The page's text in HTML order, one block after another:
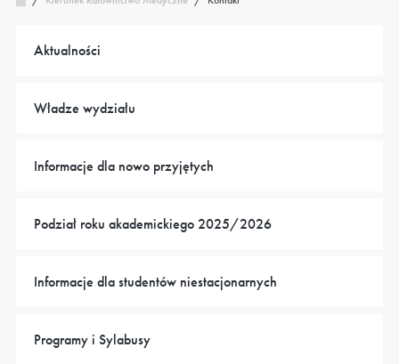
Aktualności
Władze wydziału
Informacje dla nowo przyjętych
Podział roku akademickiego 2025/2026
Informacje dla studentów niestacjonarnych
Programy i Sylabusy